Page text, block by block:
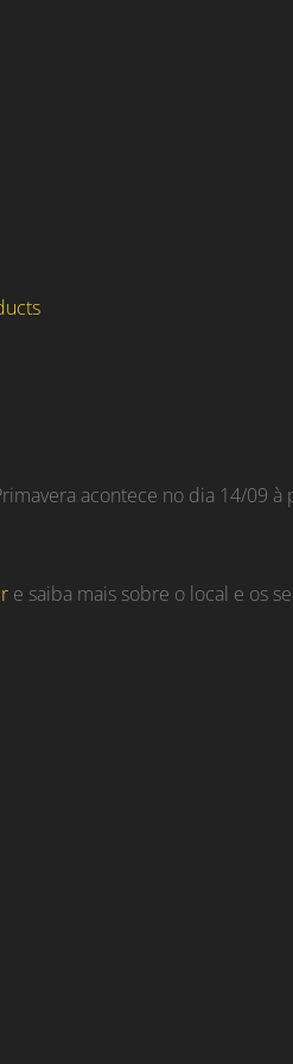
acontece no dia 14/09 à
e saiba mais sobre o local e os